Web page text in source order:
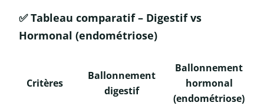
✅Tableau comparatif – Digestif vs
Hormonal (endométriose)
Critères
Ballonnement
digestif
Ballonnement
hormonal
(endométriose)